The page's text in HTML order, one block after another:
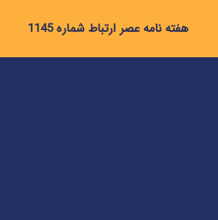
هفته نامه عصر ارتباط شماره 1145